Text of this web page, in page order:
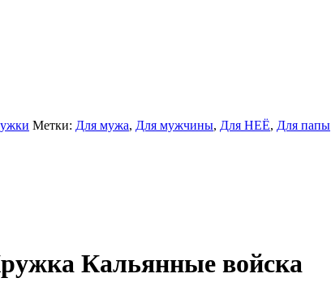
Метки: Для мужа, Для мужчины, Для НЕЁ, Для папы
Кальянные войска